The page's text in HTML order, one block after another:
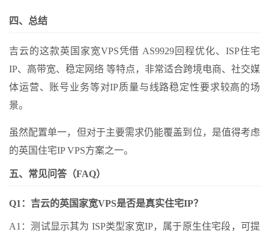
四、总结
吉云的这款英国家宽VPS凭借 AS9929回程优化、ISP住宅
IP、高带宽、稳定网络 等特点，非常适合跨境电商、社交媒
体运营、账号业务等对IP质量与线路稳定性要求较高的场
景。
虽然配置单一，但对于主要需求仍能覆盖到位，是值得考虑
的英国住宅IP VPS方案之一。
五、常见问答（FAQ）
Q1：吉云的英国家宽VPS是否是真实住宅IP？
A1：测试显示其为 ISP类型家宽IP，属于原生住宅段，可提